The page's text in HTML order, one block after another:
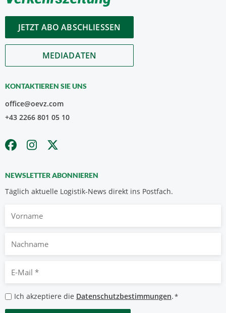
JETZT ABO ABSCHLIESSEN
MEDIADATEN
KONTAKTIEREN SIE UNS
office@oevz.com
+43 2266 801 05 10
NEWSLETTER ABONNIEREN
Täglich aktuelle Logistik-News direkt ins Postfach.
Vorname
Nachname
Mail
*
Datenschutzbestimmungen
*
Ich akzeptiere die Datenschutzbestimmungen.*